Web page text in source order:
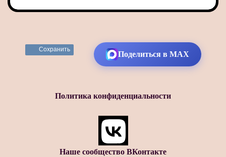
Сохранить
Поделиться в MAX
Политика конфиденциальности
Наше сообщество ВКонтакте